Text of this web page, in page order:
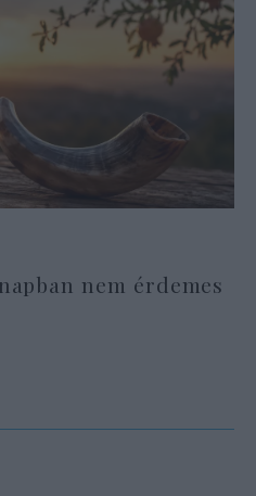
nem érdemes